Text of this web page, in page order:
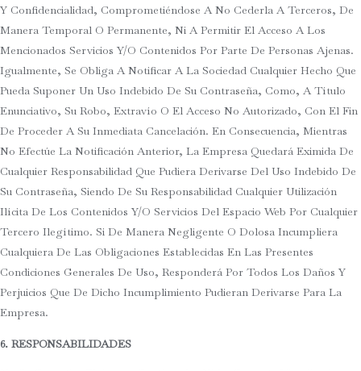
Y Confidencialidad, Comprometiéndose A No Cederla A Terceros, De
Manera Temporal O Permanente, Ni A Permitir El Acceso A Los
Mencionados Servicios Y/o Contenidos Por Parte De Personas Ajenas.
Igualmente, Se Obliga A Notificar A La Sociedad Cualquier Hecho Que
Pueda Suponer Un Uso Indebido De Su Contraseña, Como, A Título
Enunciativo, Su Robo, Extravío O El Acceso No Autorizado, Con El Fin
De Proceder A Su Inmediata Cancelación. En Consecuencia, Mientras
No Efectúe La Notificación Anterior, La Empresa Quedará Eximida De
Cualquier Responsabilidad Que Pudiera Derivarse Del Uso Indebido De
Su Contraseña, Siendo De Su Responsabilidad Cualquier Utilización
Ilícita De Los Contenidos Y/o Servicios Del Espacio Web Por Cualquier
Tercero Ilegítimo. Si De Manera Negligente O Dolosa Incumpliera
Cualquiera De Las Obligaciones Establecidas En Las Presentes
Condiciones Generales De Uso, Responderá Por Todos Los Daños Y
Perjuicios Que De Dicho Incumplimiento Pudieran Derivarse Para La
Empresa.
6. RESPONSABILIDADES